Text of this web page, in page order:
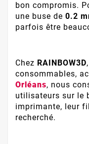
bon compromis.
une buse de 0.2
parfois être
Chez RAINBOW3D
consommables,
Orléans, nous
utilisateurs sur le
imprimante, leur
recherché.